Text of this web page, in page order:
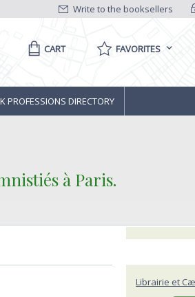
Write to the booksellers
CART FAVORITES
PROFESSIONS DIRECTORY
à Paris.‎
Librairie et